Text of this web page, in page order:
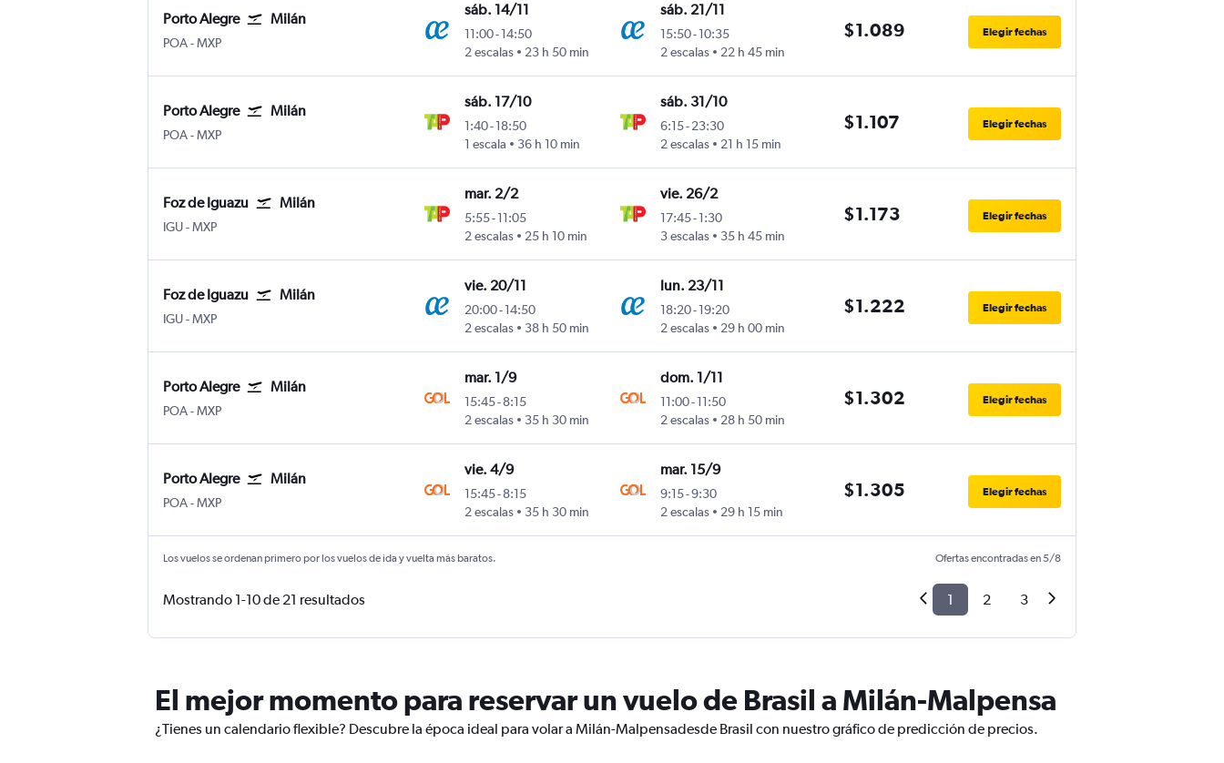
Porto Alegre Milán
POAPorto Alegre Salgado Filho
-MXP
sáb. 14/11
11:00-14:50
2 escalas
23 h 50 min
sáb. 21/11
15:50-10:35
2 escalas
22 h 45 min
$1.089 Elegir fechas
Porto Alegre Milán
POAPorto Alegre Salgado Filho
-MXP
sáb. 17/10
1:40-18:50
1 escala
36 h 10 min
sáb. 31/10
6:15-23:30
2 escalas
21 h 15 min
$1.107 Elegir fechas
Foz de Iguazu Milán
IGUFoz do Iguaçu
-MXP
mar. 2/2
5:55-11:05
2 escalas
25 h 10 min
vie. 26/2
17:45-1:30
3 escalas
35 h 45 min
$1.173 Elegir fechas
Foz de Iguazu Milán
IGUFoz do Iguaçu
-MXP
vie. 20/11
20:00-14:50
2 escalas
38 h 50 min
lun. 23/11
18:20-19:20
2 escalas
29 h 00 min
$1.222 Elegir fechas
Porto Alegre Milán
POAPorto Alegre Salgado Filho
-MXP
mar. 1/9
15:45-8:15
2 escalas
35 h 30 min
dom. 1/11
11:00-11:50
2 escalas
28 h 50 min
$1.302 Elegir fechas
Porto Alegre Milán
POAPorto Alegre Salgado Filho
-MXP
vie. 4/9
15:45-8:15
2 escalas
35 h 30 min
mar. 15/9
9:15-9:30
2 escalas
29 h 15 min
$1.305 Elegir fechas
Los vuelos se ordenan primero por los vuelos de ida y vuelta más baratos. Ofertas encontradas en 5/8
Mostrando 1-10 de 21 resultados 1 2 3
El mejor momento para reservar un vuelo de Brasil a Milán-Malpensa
¿Tienes un calendario flexible? Descubre la época ideal para volar a Milán-Malpensadesde Brasil con nuestro gráfico de predicción de precios.